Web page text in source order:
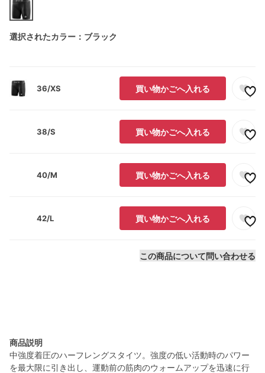
選択されたカラー：ブラック
36/XS 買い物かごへ入れる
38/S 買い物かごへ入れる
40/M 買い物かごへ入れる
42/L 買い物かごへ入れる
この商品について問い合わせる
商品説明
中強度着圧のハーフレングスタイツ。強度の低い活動時のパワー
を最大限に引き出し、運動前の筋肉のウォームアップを迅速に行